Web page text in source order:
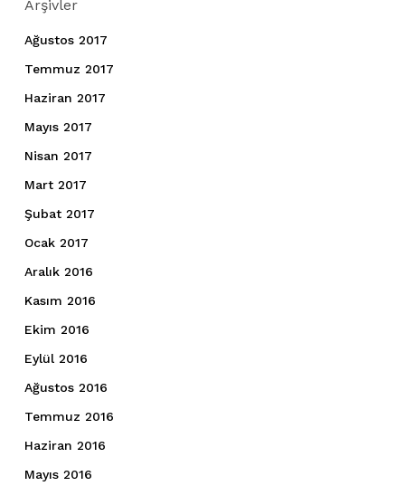
Arşivler
Ağustos 2017
Temmuz 2017
Haziran 2017
Mayıs 2017
Nisan 2017
Mart 2017
Şubat 2017
Ocak 2017
Aralık 2016
Kasım 2016
Ekim 2016
Eylül 2016
Ağustos 2016
Temmuz 2016
Haziran 2016
Mayıs 2016